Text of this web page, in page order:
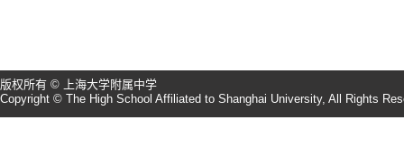
版权所有 © 上海大学附属中学
Copyright © The High School Affiliated to Shanghai University, All Rights